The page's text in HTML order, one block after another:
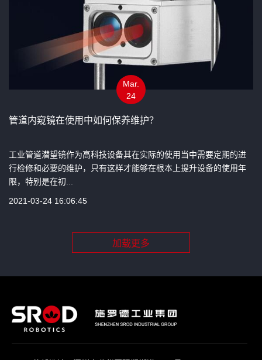
Mar.
24
管道内窥镜在使用中如何保养维护？
工业管道潜望镜作为高科技设备其在实际的使用当中需要定期的进
行检修和必要的维护，只有这样才能够在根本上提升设备的使用年
限，特别是在初...
2021-03-24 16:06:45